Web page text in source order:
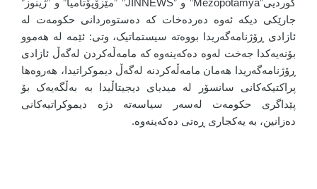
جارێکی دیکە ئەوە دەردەخات کە دەستوەردانی حکومەت لە
ئازادی ڕۆژنامەگەریدا بووەتە سیستماتیک، وتی: ئێمە لە هەموو
بۆنەیەکدا جەخت لەوە دەکەینەوە کە مامەڵەکردن لەگەڵ ئازادی
ڕۆژنامەگەریدا هەمان مامەڵەکردنە لەگەڵ دیموکراتیدا، هەروەها
پراکتیکەکانی سانسۆر لە میدیای دیجیتاڵیدا بە بەڵگەیەک بۆ
پێداگری حکومەت لەسەر سیاسەتە دژە دیموکراتیەکانی
دەزانین، بە یەکجاری ڕەتی دەکەینەوە.